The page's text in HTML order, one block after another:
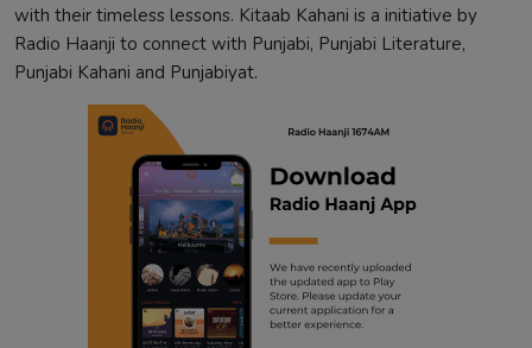
with their timeless lessons. Kitaab Kahani is a initiative by
Radio Haanji to connect with Punjabi, Punjabi Literature,
Punjabi Kahani and Punjabiyat.